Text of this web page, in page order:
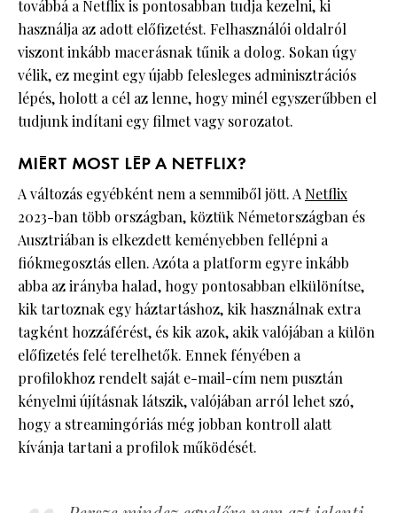
továbbá a Netflix is pontosabban tudja kezelni, ki
használja az adott előfizetést. Felhasználói oldalról
viszont inkább macerásnak tűnik a dolog. Sokan úgy
vélik, ez megint egy újabb felesleges adminisztrációs
lépés, holott a cél az lenne, hogy minél egyszerűbben el
tudjunk indítani egy filmet vagy sorozatot.
MIÉRT MOST LÉP A NETFLIX?
A változás egyébként nem a semmiből jött. A Netflix
2023-ban több országban, köztük Németországban és
Ausztriában is elkezdett keményebben fellépni a
fiókmegosztás ellen. Azóta a platform egyre inkább
abba az irányba halad, hogy pontosabban elkülönítse,
kik tartoznak egy háztartáshoz, kik használnak extra
tagként hozzáférést, és kik azok, akik valójában a külön
előfizetés felé terelhetők. Ennek fényében a
profilokhoz rendelt saját e-mail-cím nem pusztán
kényelmi újításnak látszik, valójában arról lehet szó,
hogy a streamingóriás még jobban kontroll alatt
kívánja tartani a profilok működését.